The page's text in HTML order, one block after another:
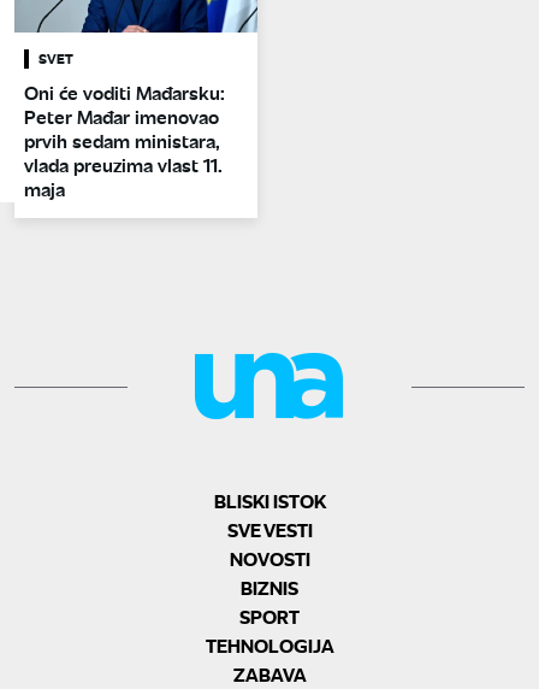
SVET
Oni će voditi Mađarsku:
Peter Mađar imenovao
prvih sedam ministara,
vlada preuzima vlast 11.
maja
BLISKI ISTOK
SVE VESTI
NOVOSTI
BIZNIS
SPORT
TEHNOLOGIJA
ZABAVA